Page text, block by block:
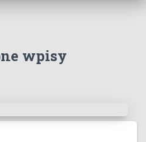
wpisy